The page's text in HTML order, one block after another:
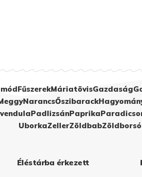
FűszerekMáriatövisGazdaság
NarancsŐszibarack
PadlizsánPaprika
UborkaZellerZöldbabZöldborsó
Éléstárba érkezett